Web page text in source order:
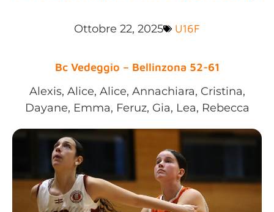
Ottobre 22, 2025 U16F
Bc Vedeggio – Bellinzona 52-61
Alexis, Alice, Alice, Annachiara, Cristina,
Dayane, Emma, Feruz, Gia, Lea, Rebecca